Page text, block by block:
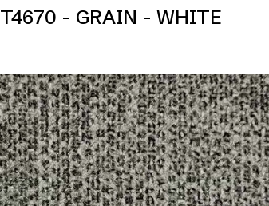
T4670 - GRAIN - WHITE